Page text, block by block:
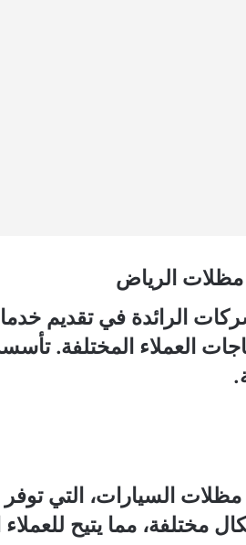
مظلات الرياض
الرائدة في تقديم
العملاء المختلفة.
السيارات، التي
مختلفة، مما يتيح للعملاء